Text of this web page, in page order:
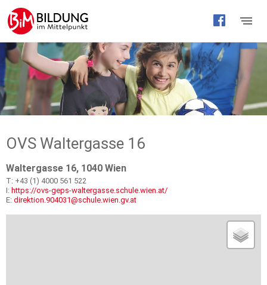
Barrierefreie
Bedienung
der
Webseite
OVS Waltergasse 16
Waltergasse 16, 1040 Wien
T: +43 (1) 4000 561 522
I: https://ovs-geps-waltergasse.schule.wien.at/
E: direktion.904031@schule.wien.gv.at